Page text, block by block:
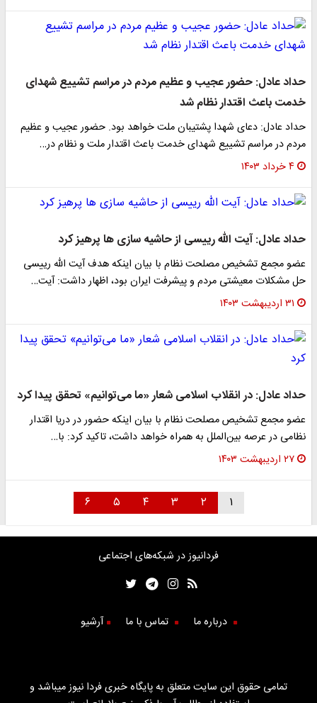
حداد عادل: حضور عجیب و عظیم مردم در مراسم تشییع شهدای
خدمت باعث اقتدار نظام شد
حداد عادل: دعای شهدا پشتیبان ملت خواهد بود. حضور عجیب و عظیم
مردم در مراسم تشییع شهدای خدمت باعث اقتدار ملت و نظام در…
۴ خرداد ۱۴۰۳
حداد عادل: آیت الله رییسی از حاشیه سازی ها پرهیز کرد
عضو مجمع تشخیص مصلحت نظام با بیان اینکه هدف آیت الله رییسی
حل مشکلات معیشتی مردم و پیشرفت ایران بود، اظهار داشت: آیت…
۳۱ اردیبهشت ۱۴۰۳
حداد عادل: در انقلاب اسلامی شعار «ما می‌توانیم» تحقق پیدا کرد
عضو مجمع تشخیص مصلحت نظام با بیان اینکه حضور در دریا اقتدار
نظامی در عرصه بین‌الملل به همراه خواهد داشت، تاکید کرد: با…
۲۷ اردیبهشت ۱۴۰۳
۱ ۲ ۳ ۴ ۵ ۶
فردانیوز در شبکه‌های اجتماعی
درباره ما تماس با ما آرشیو
تمامی حقوق این سایت متعلق به پایگاه خبری فردا نیوز میباشد و